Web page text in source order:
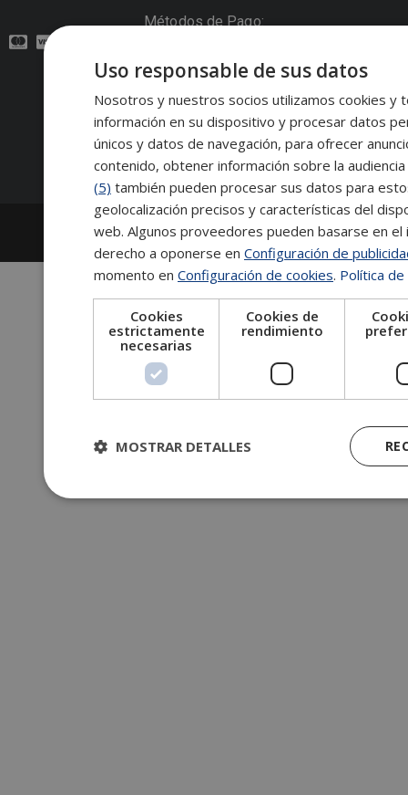
Métodos de Pago:
Contacto:
Síguenos:
2026
Escuela de Posgrado de Salamanca
Información legal
Tablón de anuncios
Uso responsable de sus datos
Nosotros y nuestros socios utilizamos cookies y
información en su dispositivo y procesar datos
únicos y datos de navegación, para ofrecer
contenido, obtener información sobre la
(5) también pueden procesar sus datos para
geolocalización precisos y características del
web. Algunos proveedores pueden basarse en
derecho a oponerse en Configuración de
momento en Configuración de cookies. Política
Cookies
estrictamente
necesarias
Cookies de
rendimiento
MOSTRAR DETALLES